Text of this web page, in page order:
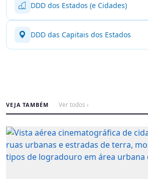
DDD dos Estados (e Cidades)
DDD das Capitais dos Estados
VEJA TAMBÉM Ver todos ›